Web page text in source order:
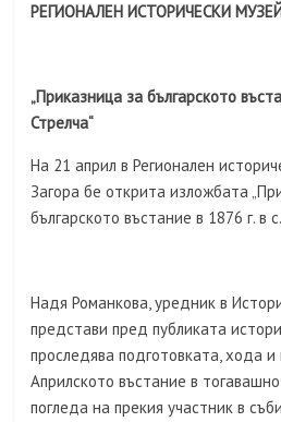
РЕГИОНАЛЕН ИСТОРИЧЕСКИ
„Приказница за българското
Стрелча“
На 21 април в Регионален
Загора бе открита изложбата
българското въстание в 1876 г. в
Надя Романкова, уредник в
представи пред публиката
проследява подготовката, хода
Априлското въстание в
погледа на прекия участник в